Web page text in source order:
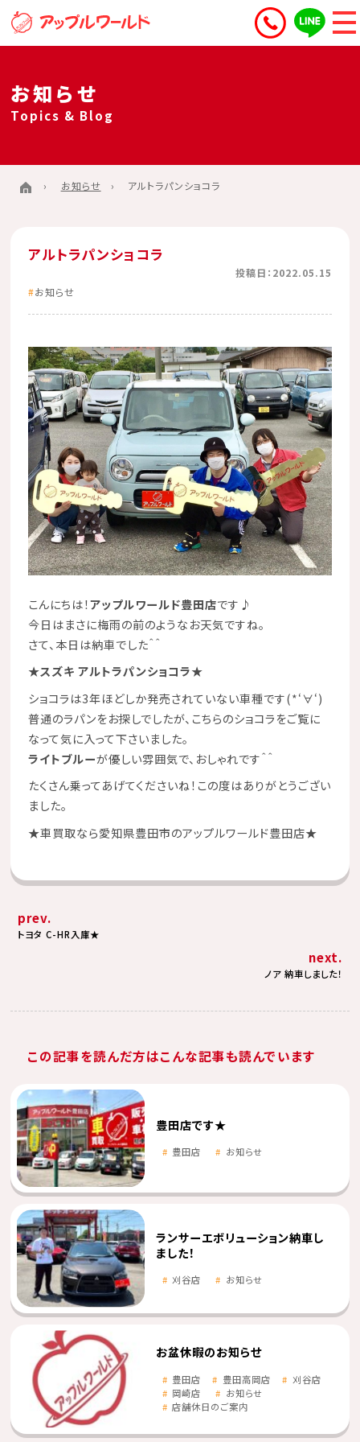
お知らせ
Topics & Blog
お知らせ アルトラパンショコラ
アルトラパンショコラ
投稿日：2022.05.15
お知らせ
こんにちは！アップルワールド豊田店です ♪
今日はまさに梅雨の前のようなお天気ですね。
さて、本日は納車でした＾＾
★スズキ アルトラパンショコラ★
ショコラは3年ほどしか発売されていない車種です(*‘∀‘)
普通のラパンをお探しでしたが、こちらのショコラをご覧に
なって気に入って下さいました。
ライトブルーが優しい雰囲気で、おしゃれです＾＾
たくさん乗ってあげてくださいね！この度はありがとうござい
ました。
★車買取なら愛知県豊田市のアップルワールド豊田店★
prev.
トヨタ C-HR入庫★
next.
ノア 納車しました！
この記事を読んだ方はこんな記事も読んでいます
豊田店です★
豊田店 お知らせ
ランサーエボリューション納車し
ました！
刈谷店 お知らせ
お盆休暇のお知らせ
豊田店 豊田高岡店
刈谷店
岡崎店
お知らせ
店舗休日のご案内